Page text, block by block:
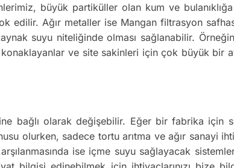
büyük partiküller olan kum ve
Ağır metaller ise Mangan filtrasyon
suyu niteliğinde olması sağlanabilir.
ve site sakinleri için çok büyük bir
bağlı olarak değişebilir. Eğer bir fabrika
olurken, sadece tortu arıtma ve ağır sanayi
ise içme suyu sağlayacak